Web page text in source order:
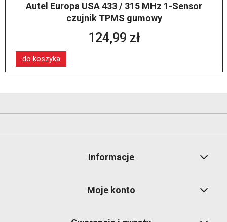
Autel Europa USA 433 / 315 MHz 1-Sensor
czujnik TPMS gumowy
124,99 zł
do koszyka
Informacje
Moje konto